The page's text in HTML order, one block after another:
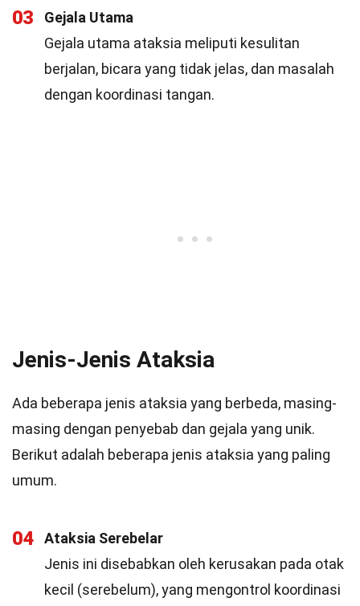
03
Gejala Utama
Gejala utama ataksia meliputi kesulitan
berjalan, bicara yang tidak jelas, dan masalah
dengan koordinasi tangan.
Jenis-Jenis Ataksia
Ada beberapa jenis ataksia yang berbeda, masing-
masing dengan penyebab dan gejala yang unik.
Berikut adalah beberapa jenis ataksia yang paling
umum.
04
Ataksia Serebelar
Jenis ini disebabkan oleh kerusakan pada otak
kecil (serebelum), yang mengontrol koordinasi